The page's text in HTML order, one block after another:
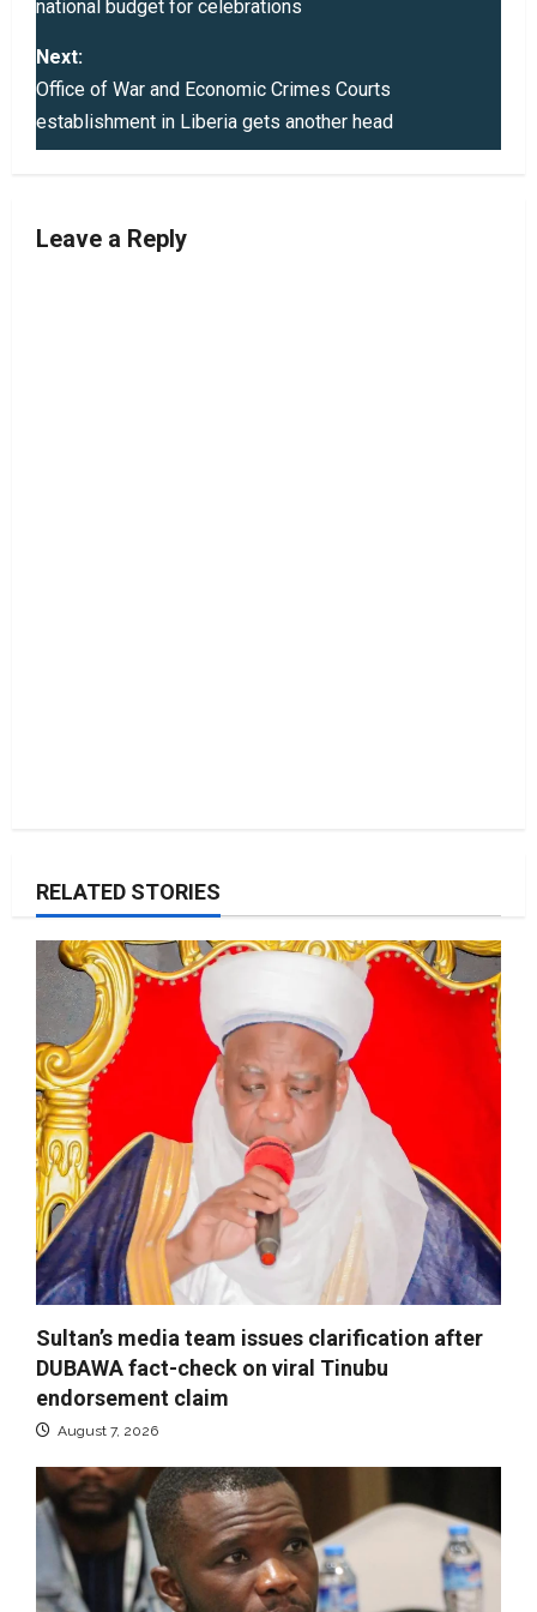
t
n
a
g
national budget for celebrations
Next:
Office of War and Economic Crimes Courts
establishment in Liberia gets another head
Leave a Reply
RELATED STORIES
Sultan’s media team issues clarification after
DUBAWA fact-check on viral Tinubu
endorsement claim
August 7, 2026